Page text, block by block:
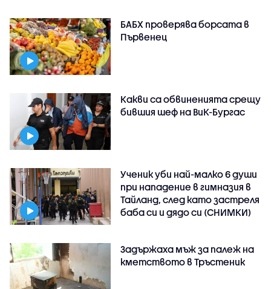
БАБХ проверява борсата в
Първенец
Какви са обвиненията срещу
бившия шеф на ВиК-Бургас
Ученик уби най-малко 6 души
при нападение в гимназия в
Тайланд, след като застреля
баба си и дядо си (СНИМКИ)
Задържаха мъж за палеж на
кметството в Тръстеник